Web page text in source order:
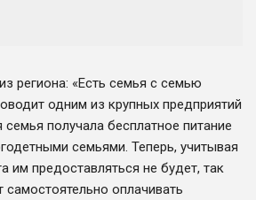
региона: «Есть семья с семью
одним из крупных предприятий
семья получала бесплатное питание
семьями. Теперь, учитывая
им предоставляться не будет, так
оплачивать